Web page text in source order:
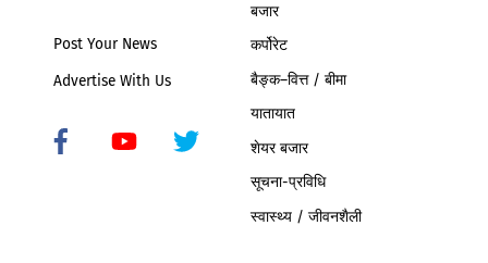
Post Your News
Advertise With Us
Icon
बजार
कर्पोरेट
बैङ्क–वित्त / बीमा
यातायात
शेयर बजार
सूचना-प्रविधि
स्वास्थ्य / जीवनशैली